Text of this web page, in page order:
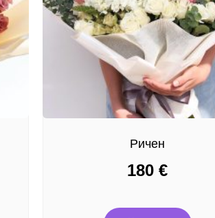
Ричен
180 €